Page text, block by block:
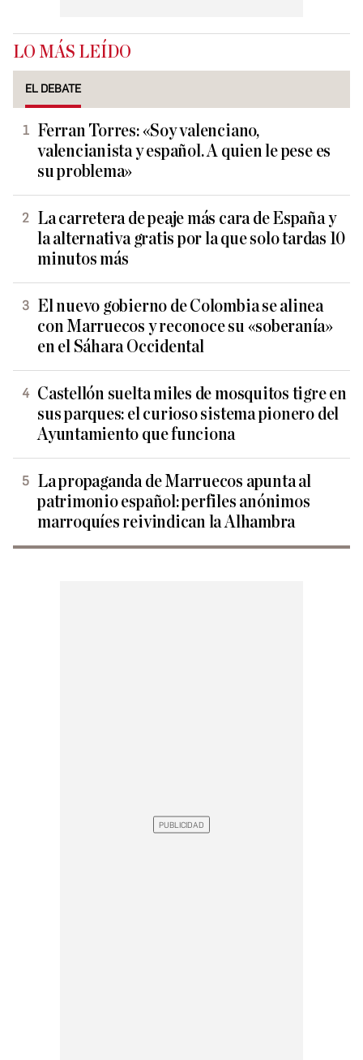
LO MÁS LEÍDO
EL DEBATE
Ferran Torres: «Soy valenciano,
valencianista y español. A quien le pese es
su problema»
La carretera de peaje más cara de España y
la alternativa gratis por la que solo tardas 10
minutos más
El nuevo gobierno de Colombia se alinea
con Marruecos y reconoce su «soberanía»
en el Sáhara Occidental
Castellón suelta miles de mosquitos tigre en
sus parques: el curioso sistema pionero del
Ayuntamiento que funciona
La propaganda de Marruecos apunta al
patrimonio español: perfiles anónimos
marroquíes reivindican la Alhambra